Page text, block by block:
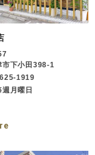
市下小田398-1
1919
月曜日